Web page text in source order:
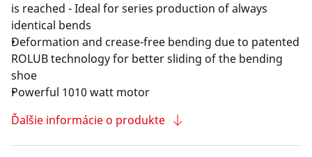
is reached - Ideal for series production of always
identical bends
Deformation and crease-free bending due to patented
ROLUB technology for better sliding of the bending
shoe
Powerful 1010 watt motor
Ďalšie informácie o produkte